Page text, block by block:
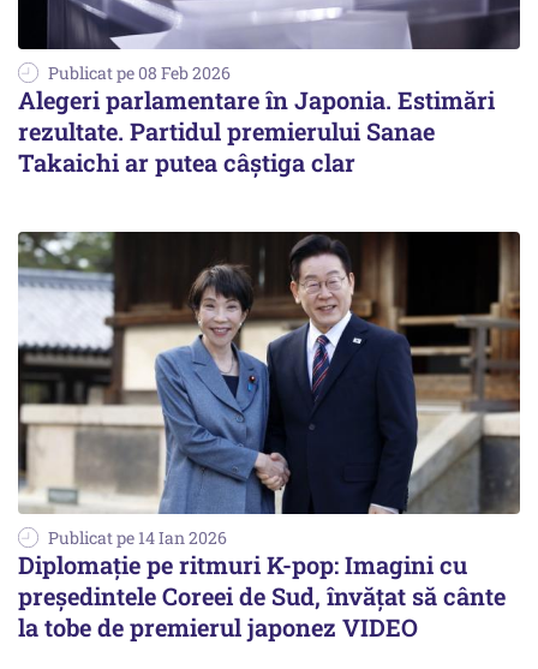
Publicat pe 08 Feb 2026
Alegeri parlamentare în Japonia. Estimări
rezultate. Partidul premierului Sanae
Takaichi ar putea câştiga clar
Publicat pe 14 Ian 2026
Diplomație pe ritmuri K-pop: Imagini cu
președintele Coreei de Sud, învățat să cânte
la tobe de premierul japonez VIDEO